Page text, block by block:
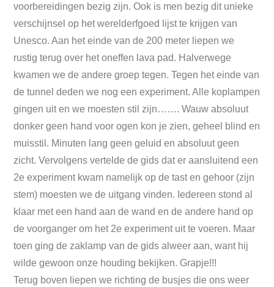
voorbereidingen bezig zijn. Ook is men bezig dit unieke
verschijnsel op het werelderfgoed lijst te krijgen van
Unesco. Aan het einde van de 200 meter liepen we
rustig terug over het oneffen lava pad. Halverwege
kwamen we de andere groep tegen. Tegen het einde van
de tunnel deden we nog een experiment. Alle koplampen
gingen uit en we moesten stil zijn……. Wauw absoluut
donker geen hand voor ogen kon je zien, geheel blind en
muisstil. Minuten lang geen geluid en absoluut geen
zicht. Vervolgens vertelde de gids dat er aansluitend een
2e experiment kwam namelijk op de tast en gehoor (zijn
stem) moesten we de uitgang vinden. Iedereen stond al
klaar met een hand aan de wand en de andere hand op
de voorganger om het 2e experiment uit te voeren. Maar
toen ging de zaklamp van de gids alweer aan, want hij
wilde gewoon onze houding bekijken. Grapje!!!
Terug boven liepen we richting de busjes die ons weer